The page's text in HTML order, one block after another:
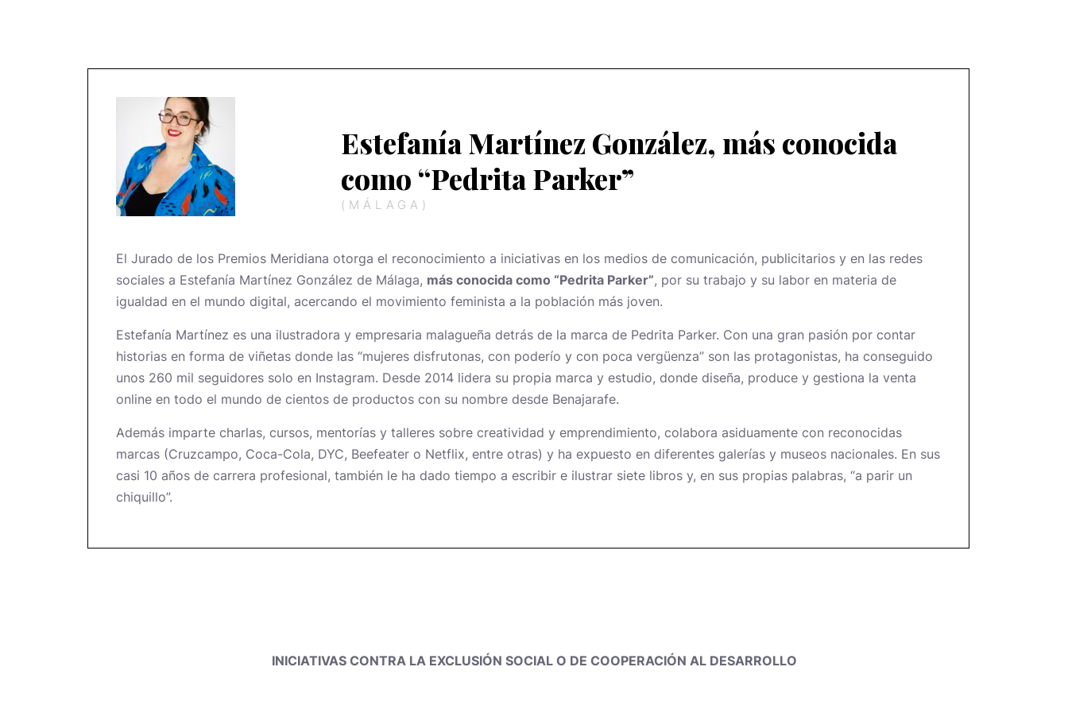
Estefanía Martínez González, más conocida
como “Pedrita Parker”
(MÁLAGA)
El Jurado de los Premios Meridiana otorga el reconocimiento a iniciativas en los medios de comunicación, publicitarios y en las redes
sociales a Estefanía Martínez González de Málaga, más conocida como “Pedrita Parker”, por su trabajo y su labor en materia de
igualdad en el mundo digital, acercando el movimiento feminista a la población más joven.
Estefanía Martínez es una ilustradora y empresaria malagueña detrás de la marca de Pedrita Parker. Con una gran pasión por contar
historias en forma de viñetas donde las “mujeres disfrutonas, con poderío y con poca vergüenza” son las protagonistas, ha conseguido
unos 260 mil seguidores solo en Instagram. Desde 2014 lidera su propia marca y estudio, donde diseña, produce y gestiona la venta
online en todo el mundo de cientos de productos con su nombre desde Benajarafe.
Además imparte charlas, cursos, mentorías y talleres sobre creatividad y emprendimiento, colabora asiduamente con reconocidas
marcas (Cruzcampo, Coca-Cola, DYC, Beefeater o Netflix, entre otras) y ha expuesto en diferentes galerías y museos nacionales. En sus
casi 10 años de carrera profesional, también le ha dado tiempo a escribir e ilustrar siete libros y, en sus propias palabras, “a parir un
chiquillo”.
INICIATIVAS CONTRA LA EXCLUSIÓN SOCIAL O DE COOPERACIÓN AL DESARROLLO